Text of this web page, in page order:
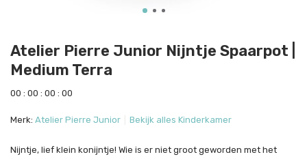
Atelier Pierre Junior Nijntje Spaarpot |
Medium Terra
00 : 00 : 00 : 00
Merk: Atelier Pierre Junior Bekijk alles Kinderkamer
Nijntje, lief klein konijntje! Wie is er niet groot geworden met het